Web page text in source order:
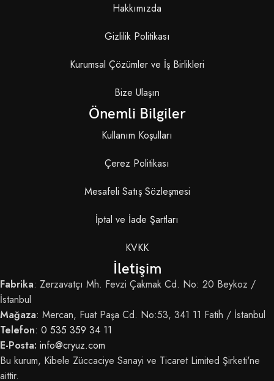
Hakkımızda
Gizlilik Politikası
Kurumsal Çözümler ve İş Birlikleri
Bize Ulaşın
Önemli Bilgiler
Kullanım Koşulları
Çerez Politikası
Mesafeli Satış Sözleşmesi
İptal ve İade Şartları
KVKK
İletişim
Fabrika: Zerzavatçı Mh. Fevzi Çakmak Cd. No: 20 Beykoz /
İstanbul
Mağaza: Mercan, Fuat Paşa Cd. No:53, 341 11 Fatih / İstanbul
Telefon: 0 535 359 34 11
E-Posta: info@cryuz.com
Bu kurum, Kibele Züccaciye Sanayi ve Ticaret Limited Şirketi'ne
aittir.